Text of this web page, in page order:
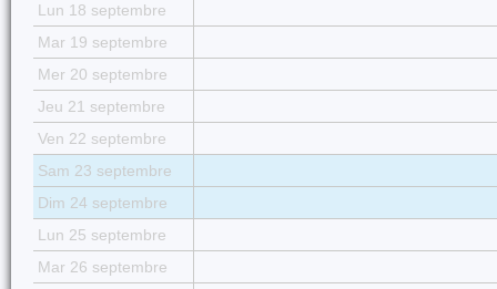
Lun 18 septembre
Mar 19 septembre
Mer 20 septembre
Jeu 21 septembre
Ven 22 septembre
Sam 23 septembre
Dim 24 septembre
Lun 25 septembre
Mar 26 septembre